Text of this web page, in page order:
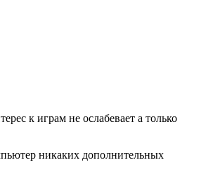
к играм не ослабевает а только
никаких дополнительных